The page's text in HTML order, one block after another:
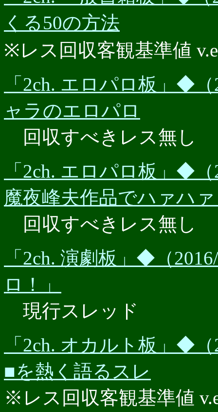
くる50の方法
※レス回収客観基準値
「2ch. エロパロ板」◆
ャラのエロパロ
回収すべきレス無し
「2ch. エロパロ板」◆
魔夜峰夫作品でハァハ
回収すべきレス無し
「2ch. 演劇板」◆（
ロ！」
現行スレッド
「2ch. オカルト板」◆
■を熱く語るスレ
※レス回収客観基準値